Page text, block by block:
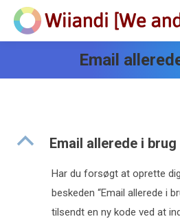
Email
B Email allerede i brug
Har du forsøgt at oprette
beskeden “Email allerede i
tilsendt en ny kode ved at